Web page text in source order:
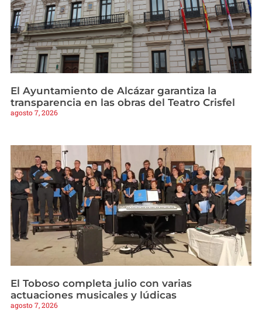
El Ayuntamiento de Alcázar garantiza la
transparencia en las obras del Teatro Crisfel
agosto 7, 2026
El Toboso completa julio con varias
actuaciones musicales y lúdicas
agosto 7, 2026